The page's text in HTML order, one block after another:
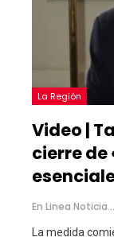
La Región
Video |
cierre de
En Linea Noticias
La medida